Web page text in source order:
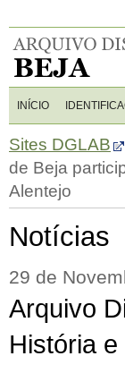
INÍCIO
Sites DGLAB
de Beja
Alentejo
Notícias
29 de
Arquivo
História